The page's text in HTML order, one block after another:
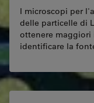
I microscopi per
delle particelle di
ottenere maggiori
identificare la